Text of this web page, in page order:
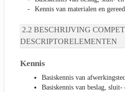
Kennis van materialen en
BESCHRIJVING
DESCRIPTORELEMENTEN
Kennis
Basiskennis van
Basiskennis van beslag, sluit-